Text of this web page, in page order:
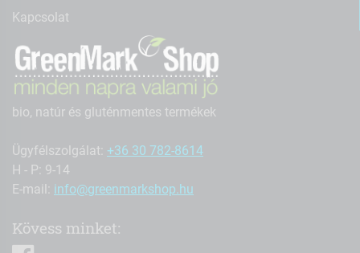
Kapcsolat
bio, natúr és gluténmentes termékek
Ügyfélszolgálat: +36 30 782-8614
H - P: 9-14
E-mail: info@greenmarkshop.hu
Kövess minket: